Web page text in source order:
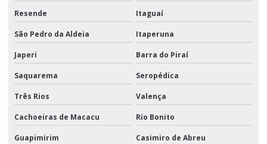
Resende Itaguaí
São Pedro da Aldeia Itaperuna
Japeri Barra do Piraí
Saquarema Seropédica
Três Rios Valença
Cachoeiras de Macacu Rio Bonito
Guapimirim Casimiro de Abreu